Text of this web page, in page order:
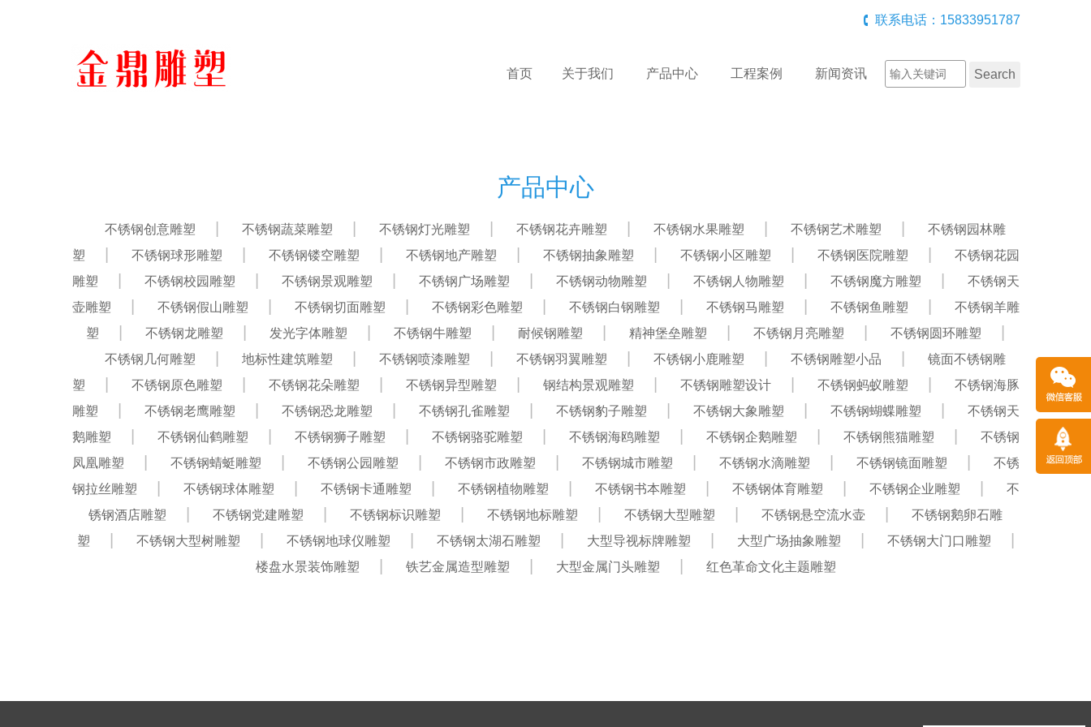
联系电话：15833951787
首页 关于我们 产品中心 工程案例 新闻资讯
产品中心
不锈钢创意雕塑 不锈钢蔬菜雕塑 不锈钢灯光雕塑 不锈钢花卉雕塑 不锈钢水果雕塑 不锈钢艺术雕塑
不锈钢园林雕
塑
不锈钢球形雕塑 不锈钢镂空雕塑 不锈钢地产雕塑 不锈钢抽象雕塑 不锈钢小区雕塑 不锈钢医院雕塑
不锈钢花园
雕塑
不锈钢校园雕塑 不锈钢景观雕塑 不锈钢广场雕塑 不锈钢动物雕塑 不锈钢人物雕塑 不锈钢魔方雕塑
不锈钢天
壶雕塑
不锈钢假山雕塑 不锈钢切面雕塑 不锈钢彩色雕塑 不锈钢白钢雕塑 不锈钢马雕塑 不锈钢鱼雕塑
不锈钢羊雕
塑
不锈钢龙雕塑 发光字体雕塑 不锈钢牛雕塑 耐候钢雕塑 精神堡垒雕塑 不锈钢月亮雕塑
不锈钢圆环雕塑
不锈钢几何雕塑
地标性建筑雕塑 不锈钢喷漆雕塑 不锈钢羽翼雕塑 不锈钢小鹿雕塑 不锈钢雕塑小品
镜面不锈钢雕
塑
不锈钢原色雕塑 不锈钢花朵雕塑 不锈钢异型雕塑 钢结构景观雕塑 不锈钢雕塑设计 不锈钢蚂蚁雕塑
不锈钢海豚
雕塑
不锈钢老鹰雕塑 不锈钢恐龙雕塑 不锈钢孔雀雕塑 不锈钢豹子雕塑 不锈钢大象雕塑 不锈钢蝴蝶雕塑
不锈钢天
鹅雕塑
不锈钢仙鹤雕塑 不锈钢狮子雕塑 不锈钢骆驼雕塑 不锈钢海鸥雕塑 不锈钢企鹅雕塑 不锈钢熊猫雕塑
不锈钢
凤凰雕塑
不锈钢蜻蜓雕塑 不锈钢公园雕塑 不锈钢市政雕塑 不锈钢城市雕塑 不锈钢水滴雕塑 不锈钢镜面雕塑
不锈
钢拉丝雕塑
不锈钢球体雕塑 不锈钢卡通雕塑 不锈钢植物雕塑 不锈钢书本雕塑 不锈钢体育雕塑 不锈钢企业雕塑
不
锈钢酒店雕塑
不锈钢党建雕塑 不锈钢标识雕塑 不锈钢地标雕塑 不锈钢大型雕塑 不锈钢悬空流水壶
不锈钢鹅卵石雕
塑
不锈钢大型树雕塑 不锈钢地球仪雕塑 不锈钢太湖石雕塑 大型导视标牌雕塑 大型广场抽象雕塑
不锈钢大门口雕塑
楼盘水景装饰雕塑
铁艺金属造型雕塑 大型金属门头雕塑 红色革命文化主题雕塑